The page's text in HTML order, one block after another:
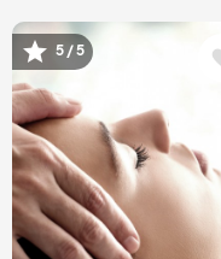
Image
5 / 5